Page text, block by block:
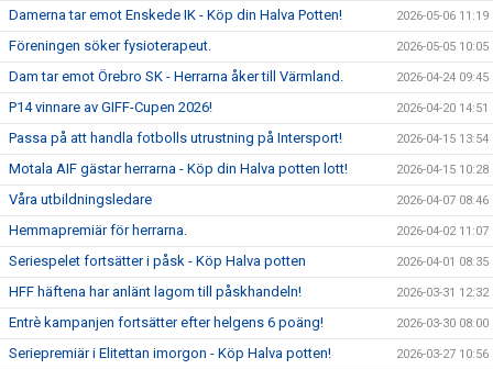
Damerna tar emot Enskede IK - Köp din Halva Potten! 2026-05-06 11:19
Föreningen söker fysioterapeut. 2026-05-05 10:05
Dam tar emot Örebro SK - Herrarna åker till Värmland. 2026-04-24 09:45
P14 vinnare av GIFF-Cupen 2026! 2026-04-20 14:51
Passa på att handla fotbolls utrustning på Intersport! 2026-04-15 13:54
Motala AIF gästar herrarna - Köp din Halva potten lott! 2026-04-15 10:28
Våra utbildningsledare 2026-04-07 08:46
Hemmapremiär för herrarna. 2026-04-02 11:07
Seriespelet fortsätter i påsk - Köp Halva potten 2026-04-01 08:35
HFF häftena har anlänt lagom till påskhandeln! 2026-03-31 12:32
Entrè kampanjen fortsätter efter helgens 6 poäng! 2026-03-30 08:00
Seriepremiär i Elitettan imorgon - Köp Halva potten! 2026-03-27 10:56